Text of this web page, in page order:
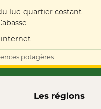
luc-quartier costant
internet
potagères
Les régions